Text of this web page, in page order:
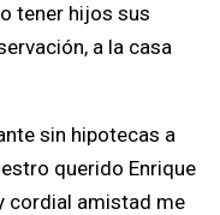
tener hijos sus
a la casa
querido Enrique
cordial amistad me